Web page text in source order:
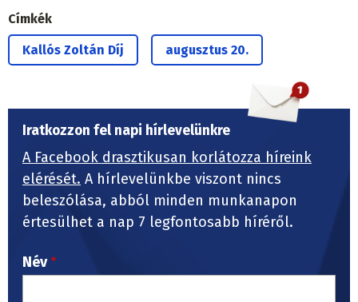
Címkék
Kallós Zoltán Díj augusztus 20.
Iratkozzon fel napi hírlevelünkre
A Facebook drasztikusan korlátozza híreink
elérését. A hírlevelünkbe viszont nincs
beleszólása, abból minden munkanapon
értesülhet a nap 7 legfontosabb híréről.
Név